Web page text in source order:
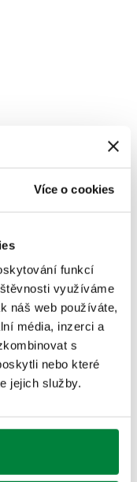
Více o cookies
funkcí
využíváme
náš web používáte,
média, inzerci a
s
nebo které
jejich služby.
nádoby.
Actions